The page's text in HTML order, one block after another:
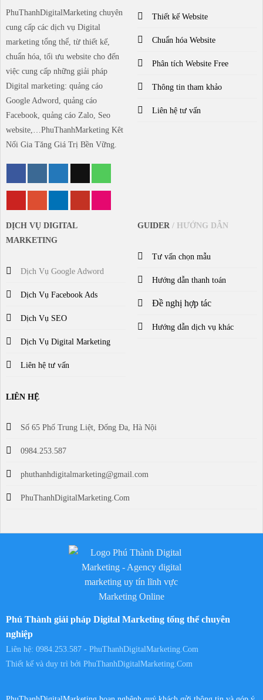
PhuThanhDigitalMarketing chuyên
cung cấp các dịch vụ Digital
marketing tổng thể, từ thiết kế,
chuẩn hóa, tối ưu website cho đến
việc cung cấp những giải pháp
Digital marketing: quảng cáo
Google Adword, quảng cáo
Facebook, quảng cáo Zalo, Seo
website,…PhuThanhMarketing Kêt
Nối Gia Tăng Giá Trị Bền Vững.
Thiết kế Website
Chuẩn hóa Website
Phân tích Website Free
Thông tin tham khảo
Liên hệ tư vấn
DỊCH VỤ DIGITAL
MARKETING
Dịch Vụ Google Adword
Dịch Vụ Facebook Ads
Dịch Vụ SEO
Dịch Vụ Digital Marketing
Liên hệ tư vấn
GUIDER / HƯỚNG DẪN
Tư vấn chọn mẫu
Hướng dẫn thanh toán
Đề nghị hợp tác
Hướng dẫn dịch vụ khác
LIÊN HỆ
Số 65 Phố Trung Liệt, Đống Đa, Hà Nội
0984.253.587
phuthanhdigitalmarketing@gmail.com
PhuThanhDigitalMarketing.Com
Phú Thành giải pháp Digital Marketing tổng thể chuyên
nghiệp
Liên hệ: 0984.253.587 - PhuThanhDigitalMarketing.Com
Thiết kế và duy trì bởi PhuThanhDigitalMarketing.Com